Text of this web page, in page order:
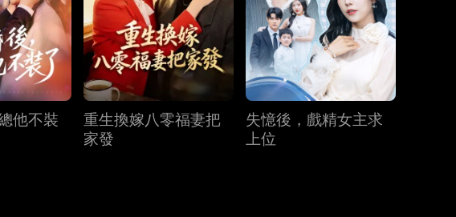
第26集 第27集
第28集 第29集 第30集
他不裝
重生換嫁八零福妻把
家發
失憶後，戲精女主求
上位